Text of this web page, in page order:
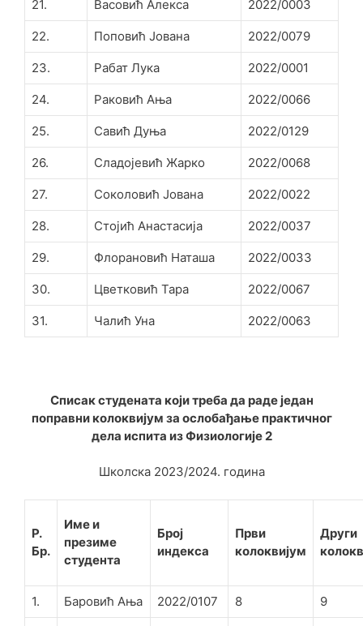
21. Васовић Алекса 2022/0003
22. Поповић Јована 2022/0079
23. Рабат Лука 2022/0001
24. Раковић Ања 2022/0066
25. Савић Дуња 2022/0129
26. Сладојевић Жарко 2022/0068
27. Соколовић Јована 2022/0022
28. Стојић Анастасија 2022/0037
29. Флорановић Наташа 2022/0033
30. Цветковић Тара 2022/0067
31. Чалић Уна 2022/0063
Списак студената који треба да раде један
поправни колоквијум за ослобађање практичног
дела испита из Физиологије 2
Школска 2023/2024. година
Р.
Бр.
Име и
презиме
студента
Број
индекса
Први
колоквијум
Други
1. Баровић Ања 2022/0107 8 9